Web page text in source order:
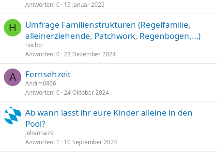
Antworten 0 15 Januar 2025
H
Umfrage Familienstrukturen (Regelfamilie,
alleinerziehende, Patchwork, Regenbogen,…)
hochb
Antworten 0 23 Dezember 2024
A Fernsehzeit
Andim0806
Antworten 0 24 Oktober 2024
Ab wann lässt ihr eure Kinder alleine in den
Pool?
Johanna79
Antworten 1 10 September 2024